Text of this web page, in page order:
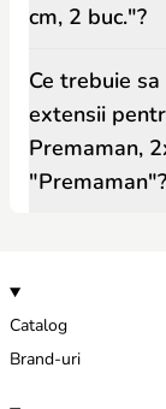
cm, 2 buc."?
Ce trebuie
extensii
Premaman,
"Premaman"?
Catalog
Brand-uri